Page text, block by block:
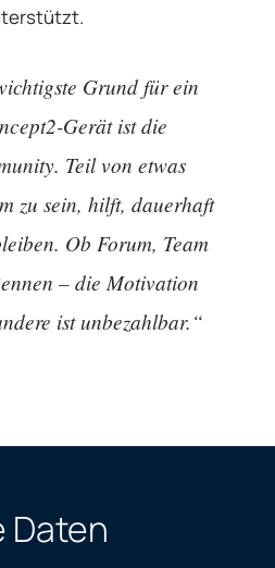
Grund für ein
Gerät ist die
Teil von etwas
zu sein, hilft, dauerhaft
Ob Forum, Team
– die Motivation
ist unbezahlbar.“
Daten